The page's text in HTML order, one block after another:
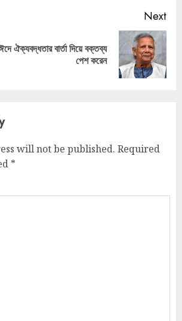
Next
ঐক্যবদ্ধতার বার্তা দিয়ে বক্তব্য
পেশ করেন
will not be published. Required
*